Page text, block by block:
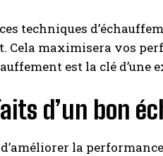
techniques
Cela maximisera vos
est la clé d’une
d’un bon
d’améliorer la